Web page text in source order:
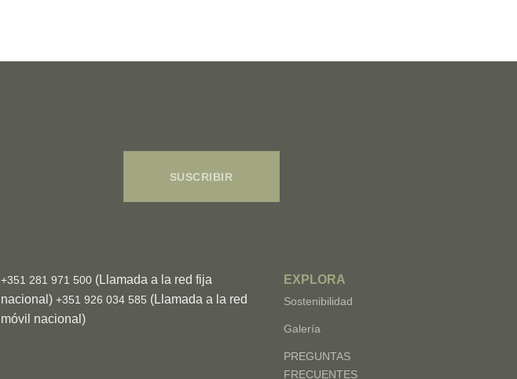
SUSCRIBIR
+351 281 971 500 (Llamada a la red fija
nacional) +351 926 034 585 (Llamada a la red
móvil nacional)
EXPLORA
Sostenibilidad
Galería
PREGUNTAS
FRECUENTES